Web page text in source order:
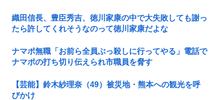
織田信長、豊臣秀吉、徳川家康の中で大失敗しても謝っ
たら許してくれそうなのって徳川家康だよな
ナマポ無職「お前ら全員ぶっ殺しに行ってやる」電話で
ナマポの打ち切り伝えられ市職員を脅す
【芸能】鈴木紗理奈（49）被災地・熊本への観光を呼
びかけ